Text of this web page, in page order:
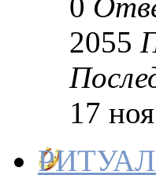
0
2055
17